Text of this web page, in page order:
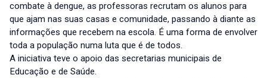
combate à dengue, as professoras recrutam os alunos para
que ajam nas suas casas e comunidade, passando à diante as
informações que recebem na escola. É uma forma de envolver
toda a população numa luta que é de todos.
A iniciativa teve o apoio das secretarias municipais de
Educação e de Saúde.